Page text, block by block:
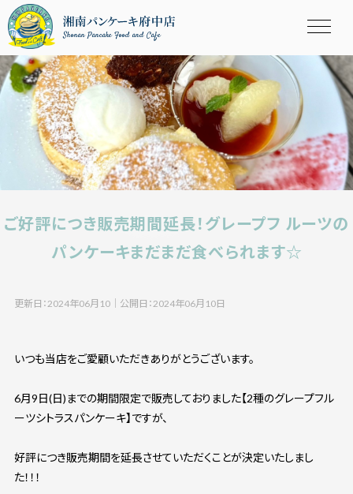
Shonan Pancake Food and Cafe
ご好評につき販売期間延長！グレープフ ルーツの
パンケーキまだまだ食べられます☆
更新日：2024年06月10｜ 公開日：2024年06月10日
いつも当店をご愛顧いただきありがとうございます。
6月9日(日)までの期間限定で販売しておりました【2種のグレープフル
ーツシトラスパンケーキ】ですが、
好評につき販売期間を延長させていただくことが決定いたしまし
た！！！